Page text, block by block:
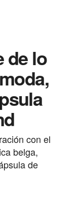
de lo
con el
belga,
de